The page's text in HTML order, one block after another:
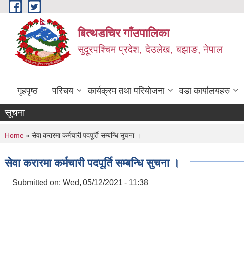
Skip to main content
बित्थडचिर गाँउपालिका
सुदूरपश्चिम प्रदेश, देउलेख, बझाङ, नेपाल
गृहपृष्ठ परिचय कार्यक्रम तथा परियोजना वडा कार्यालयहरु
सूचना
You are here
Home » सेवा करारमा कर्मचारी पदपूर्ति सम्बन्धि सुचना ।
सेवा करारमा कर्मचारी पदपूर्ति सम्बन्धि सुचना ।
Submitted on: Wed, 05/12/2021 - 11:38